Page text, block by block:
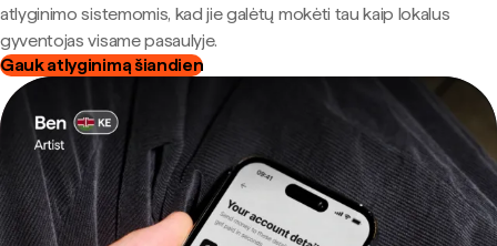
atlyginimo sistemomis, kad jie galėtų mokėti tau kaip lokalus
gyventojas visame pasaulyje.
Gauk atlyginimą šiandien